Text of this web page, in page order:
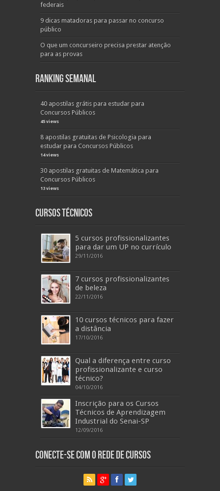
federais
9 dicas matadoras para passar no concurso
público
O que um concurseiro precisa prestar atenção
para as provas
Ranking Semanal
40 apostilas grátis para estudar para
Concursos Públicos
45 views
8 apostilas gratuitas de Psicologia para
estudar para Concursos Públicos
14 views
30 apostilas gratuitas de Matemática para
Concursos Públicos
13 views
Cursos Técnicos
5 cursos profissionalizantes
para dar um UP no currículo
29/11/2016
7 cursos profissionalizantes
de beleza
22/11/2016
10 cursos técnicos para fazer
a distância
17/10/2016
Qual a diferença entre curso
profissionalizante e curso
técnico?
04/10/2016
Inscrição para os Cursos
Técnicos de Aprendizagem
Industrial do Senai-SP
12/09/2016
Conecte-se com o Rede de Cursos